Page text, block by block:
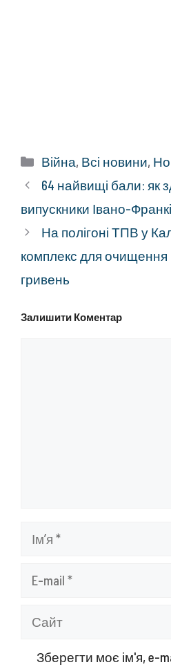
Категорії
Війна, Всі новини,
64 найвищі бали: як
випускники Івано-
На полігоні ТПВ у
комплекс для очищення
гривень
Залишити Коментар
Ім’я
Сайт
Зберегти моє ім'я, e-